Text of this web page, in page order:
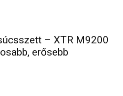
– XTR M9200
erősebb